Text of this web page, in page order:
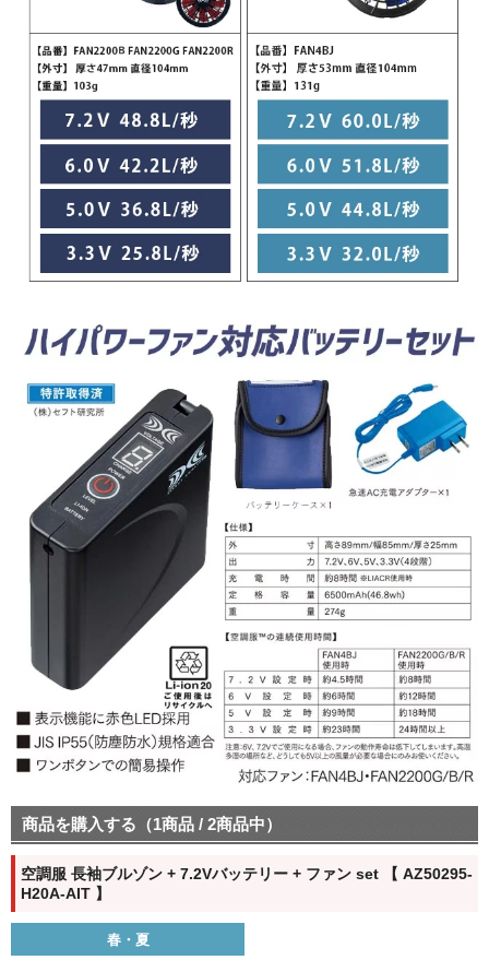
商品を購入する（1商品 / 2商品中）
空調服 長袖ブルゾン + 7.2Vバッテリー + ファン set 【 AZ50295-
H20A-AIT 】
春・夏